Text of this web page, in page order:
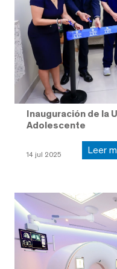
Inauguración de la
Adolescente
14 jul 2025 Leer